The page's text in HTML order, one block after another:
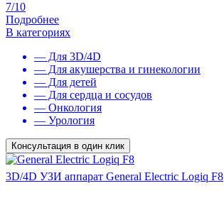
7/10
Подробнее
В категориях
— Для 3D/4D
— Для акушерства и гинекологии
— Для детей
— Для сердца и сосудов
— Онкология
— Урология
Консультация в один клик
3D/4D УЗИ аппарат General Electric Logiq F8